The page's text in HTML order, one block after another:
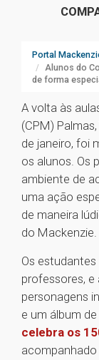
Portal
Alunos do
de forma
A volta às
(CPM)
de janeiro, foi
os alunos. Os
ambiente de
uma ação
de maneira
do Mackenzie.
Os
professores,
personagens
e um álbum
celebra os